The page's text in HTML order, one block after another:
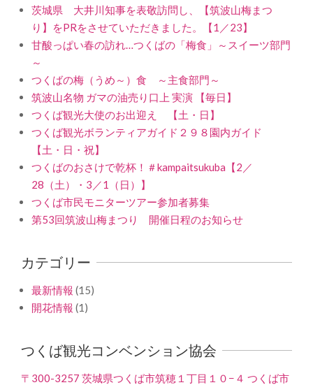
茨城県 大井川知事を表敬訪問し、【筑波山梅まつ
り】をPRをさせていただきました。【1／23】
甘酸っぱい春の訪れ…つくばの「梅食」～スイーツ部門
～
つくばの梅（うめ～）食 ～主食部門～
筑波山名物 ガマの油売り口上 実演 【毎日】
つくば観光大使のお出迎え 【土・日】
つくば観光ボランティアガイド２９８園内ガイド
【土・日・祝】
つくばのおさけで乾杯！＃kampaitsukuba【2／
28（土）・3／1（日）】
つくば市民モニターツアー参加者募集
第53回筑波山梅まつり 開催日程のお知らせ
カテゴリー
最新情報 (15)
開花情報 (1)
つくば観光コンベンション協会
〒300-3257 茨城県つくば市筑穂１丁目１０−４ つくば市